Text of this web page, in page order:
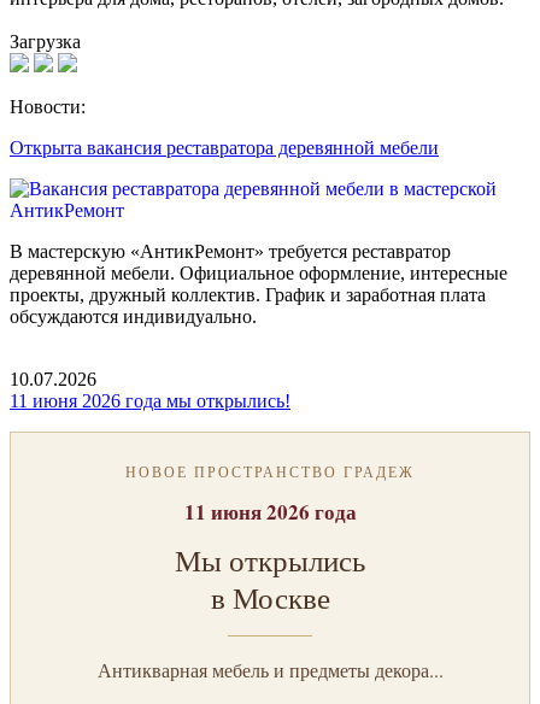
Загрузка
Новости:
Открыта вакансия реставратора деревянной мебели
В мастерскую «АнтикРемонт» требуется реставратор
деревянной мебели. Официальное оформление, интересные
проекты, дружный коллектив. График и заработная плата
обсуждаются индивидуально.
10.07.2026
11 июня 2026 года мы открылись!
НОВОЕ ПРОСТРАНСТВО ГРАДЕЖ
11 июня 2026 года
Мы открылись
в Москве
Антикварная мебель и предметы декора...